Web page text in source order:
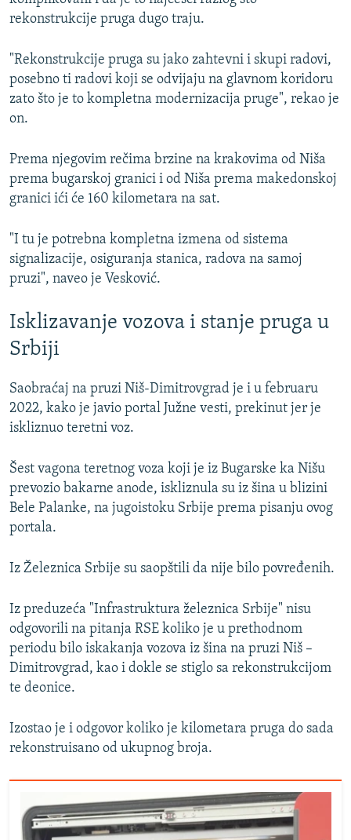
rekonstrukcije pruga dugo traju.
"Rekonstrukcije pruga su jako zahtevni i skupi radovi,
posebno ti radovi koji se odvijaju na glavnom koridoru
zato što je to kompletna modernizacija pruge", rekao je
on.
Prema njegovim rečima brzine na krakovima od Niša
prema bugarskoj granici i od Niša prema makedonskoj
granici ići će 160 kilometara na sat.
"I tu je potrebna kompletna izmena od sistema
signalizacije, osiguranja stanica, radova na samoj
pruzi", naveo je Vesković.
Isklizavanje vozova i stanje pruga u
Srbiji
Saobraćaj na pruzi Niš-Dimitrovgrad je i u februaru
2022, kako je javio portal Južne vesti, prekinut jer je
iskliznuo teretni voz.
Šest vagona teretnog voza koji je iz Bugarske ka Nišu
prevozio bakarne anode, iskliznula su iz šina u blizini
Bele Palanke, na jugoistoku Srbije prema pisanju ovog
portala.
Iz Železnica Srbije su saopštili da nije bilo povređenih.
Iz preduzeća "Infrastruktura železnica Srbije" nisu
odgovorili na pitanja RSE koliko je u prethodnom
periodu bilo iskakanja vozova iz šina na pruzi Niš –
Dimitrovgrad, kao i dokle se stiglo sa rekonstrukcijom
te deonice.
Izostao je i odgovor koliko je kilometara pruga do sada
rekonstruisano od ukupnog broja.